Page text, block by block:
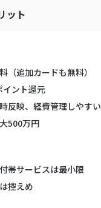
ット
（追加カードも無料）
ント還元
反映、経費管理しやすい
500万円
帯サービスは最小限
控えめ